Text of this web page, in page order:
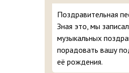
Поздравительная
Зная это, мы
музыкальных
порадовать вашу
её рождения.